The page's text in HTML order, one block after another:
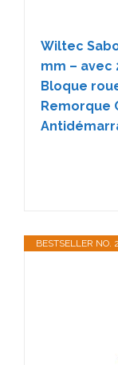
Wiltec
mm – avec
Bloque
Remorque
BESTSELLER NO. 2